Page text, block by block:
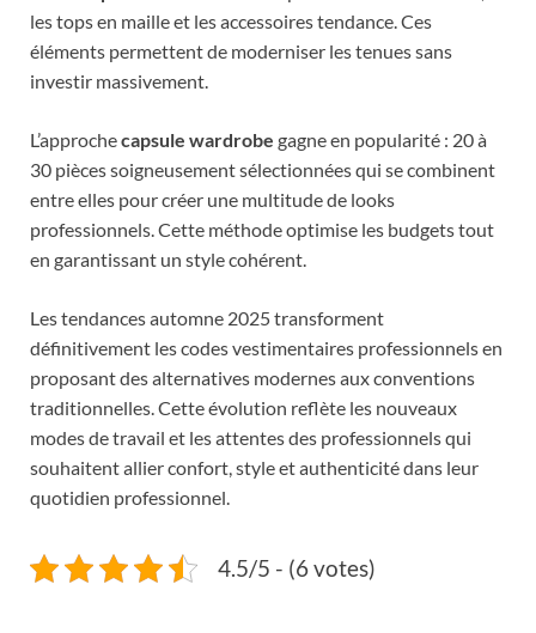
les tops en maille et les accessoires tendance. Ces
éléments permettent de moderniser les tenues sans
investir massivement.
L’approchecapsule wardrobe gagne en popularité : 20 à
30 pièces soigneusement sélectionnées qui se combinent
entre elles pour créer une multitude de looks
professionnels. Cette méthode optimise les budgets tout
en garantissant un style cohérent.
Les tendances automne 2025 transforment
définitivement les codes vestimentaires professionnels en
proposant des alternatives modernes aux conventions
traditionnelles. Cette évolution reflète les nouveaux
modes de travail et les attentes des professionnels qui
souhaitent allier confort, style et authenticité dans leur
quotidien professionnel.
4.5/5 - (6 votes)